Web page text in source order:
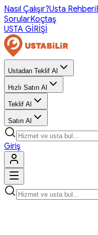
Nasıl Çalışır?Usta Rehberi
SorularKoçtaş
USTA GİRİŞİ
Ustadan Teklif Al
Hızlı Satın Al
Teklif Al
Satın Al
Giriş